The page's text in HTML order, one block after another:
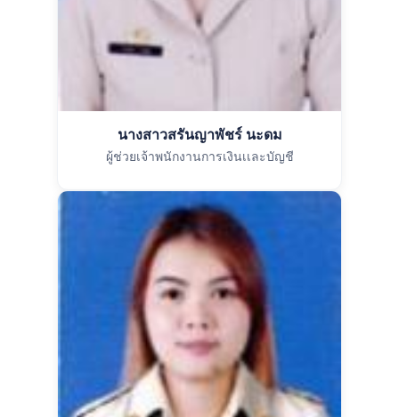
นางสาวสรันญาพัชร์ นะดม
ผู้ช่วยเจ้าพนักงานการเงินเเละบัญชี